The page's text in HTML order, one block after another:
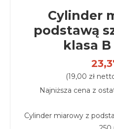
Cylinder
podstawą
klasa
(19,00 zł
Najniższa cena z
Cylinder miarowy z